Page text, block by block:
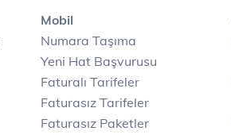
Mobil
Numara Taşıma
Yeni Hat Başvurusu
Faturalı Tarifeler
Faturasız Tarifeler
Faturasız Paketler